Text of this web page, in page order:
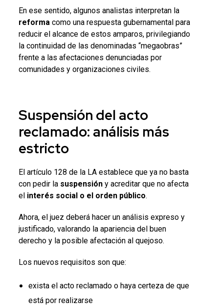
En ese sentido, algunos analistas interpretan la
reformacomo una respuesta gubernamental para
reducir el alcance de estos amparos, privilegiando
la continuidad de las denominadas “megaobras”
frente a las afectaciones denunciadas por
comunidades y organizaciones civiles.
Suspensión del acto
reclamado: análisis más
estricto
El artículo 128 de la LA establece que ya no basta
con pedir la suspensióny acreditar que no afecta
el interés social o el orden público.
Ahora, el juez deberá hacer un análisis expreso y
justificado, valorando la apariencia del buen
derecho y la posible afectación al quejoso.
Los nuevos requisitos son que:
exista el acto reclamado o haya certeza de que
está por realizarse